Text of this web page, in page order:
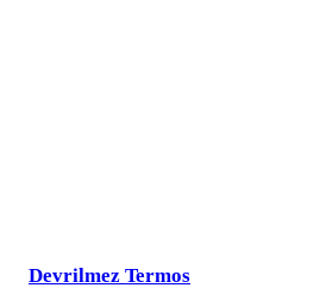
Devrilmez Termos